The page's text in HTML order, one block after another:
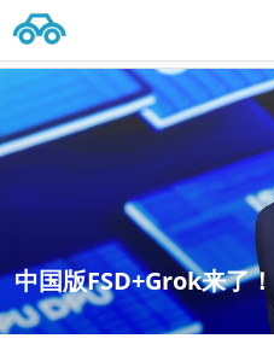
中国版FSD+Grok来了！